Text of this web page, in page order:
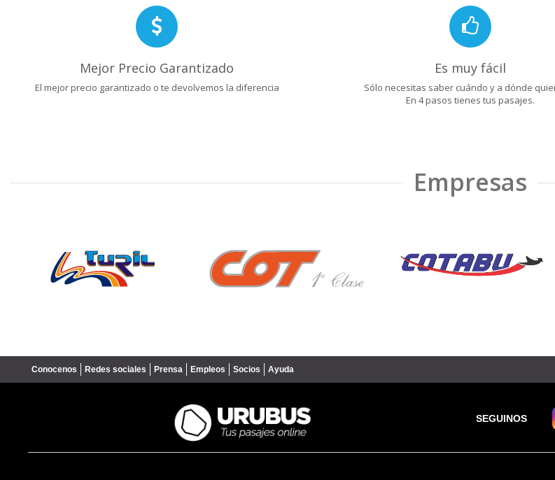
Mejor Precio Garantizado
El mejor precio garantizado o te devolvemos la diferencia
Es muy fácil
Sólo necesitas saber cuándo y a dónde
En 4 pasos tienes tus pasajes.
Empresas
Conocenos Redes sociales Prensa Empleos Socios Ayuda
SEGUINOS